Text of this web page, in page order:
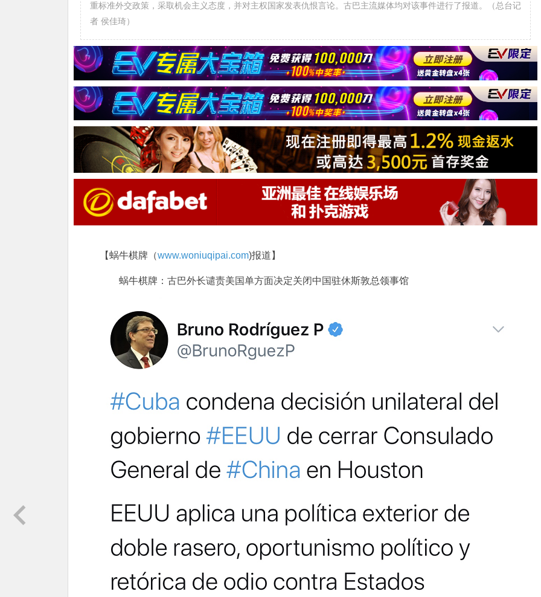
重标准外交政策，采取机会主义态度，并对主权国家发表仇恨言论。古巴主流媒体均对该事件进行了报道。（总台记
者 侯佳琦）
【蜗牛棋牌（www.woniuqipai.com)报道】
蜗牛棋牌：古巴外长谴责美国单方面决定关闭中国驻休斯敦总领事馆